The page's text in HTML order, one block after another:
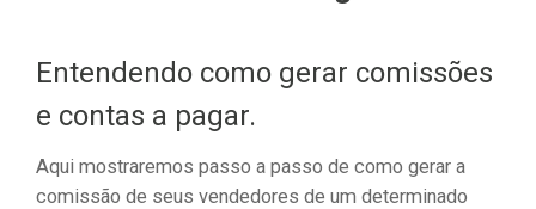
Entendendo como gerar comissões
e contas a pagar.
Aqui mostraremos passo a passo de como gerar a
comissão de seus vendedores de um determinado